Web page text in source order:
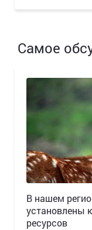
Самое
В нашем
установлены
ресурсов